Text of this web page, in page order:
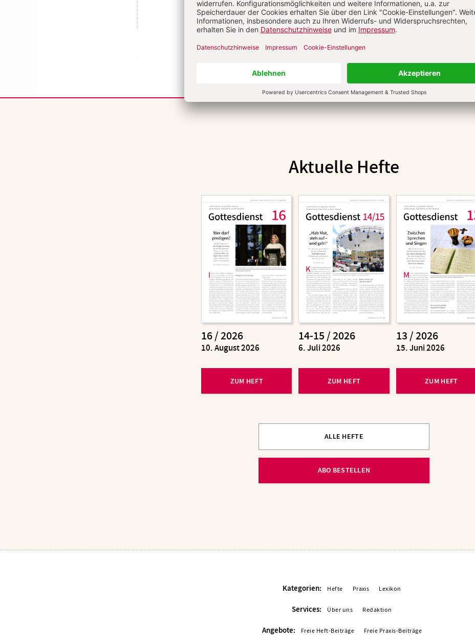
Aktuelle Hefte
16 / 2026
:
10. August 2026
ZUM HEFT
14-15 / 2026
:
6. Juli 2026
ZUM HEFT
13 / 2026
:
15. Juni 2026
ZUM HEFT
ALLE HEFTE
ABO BESTELLEN
Kategorien: Hefte Praxis Lexikon
Services: Über uns Redaktion
Angebote: Freie Heft-Beiträge Freie Praxis-Beiträge